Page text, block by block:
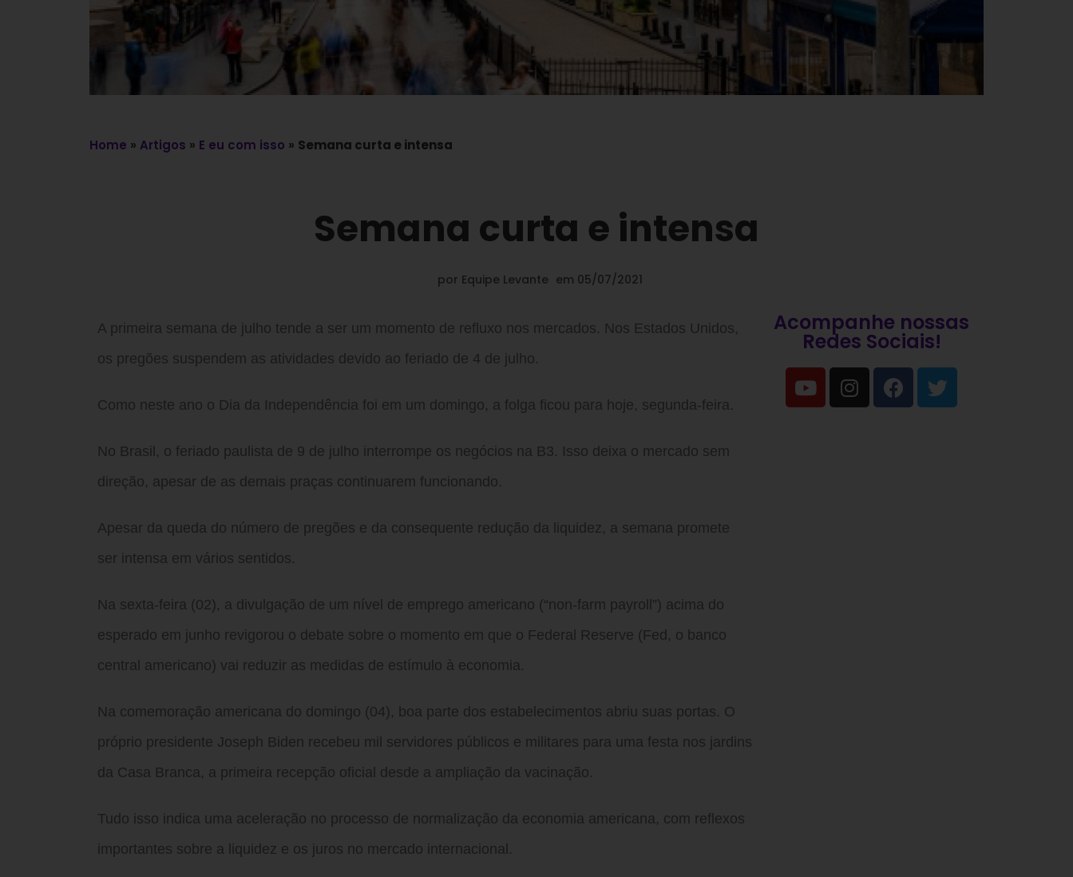
Home » Artigos » E eu com isso » Semana curta e intensa
Semana curta e intensa
por Equipe Levante em 05/07/2021
A primeira semana de julho tende a ser um momento de refluxo nos mercados. Nos Estados Unidos,
os pregões suspendem as atividades devido ao feriado de 4 de julho.
Como neste ano o Dia da Independência foi em um domingo, a folga ficou para hoje, segunda-feira.
No Brasil, o feriado paulista de 9 de julho interrompe os negócios na B3. Isso deixa o mercado sem
direção, apesar de as demais praças continuarem funcionando.
Apesar da queda do número de pregões e da consequente redução da liquidez, a semana promete
ser intensa em vários sentidos.
Na sexta-feira (02), a divulgação de um nível de emprego americano (“non-farm payroll”) acima do
esperado em junho revigorou o debate sobre o momento em que o Federal Reserve (Fed, o banco
central americano) vai reduzir as medidas de estímulo à economia.
Na comemoração americana do domingo (04), boa parte dos estabelecimentos abriu suas portas. O
próprio presidente Joseph Biden recebeu mil servidores públicos e militares para uma festa nos jardins
da Casa Branca, a primeira recepção oficial desde a ampliação da vacinação.
Tudo isso indica uma aceleração no processo de normalização da economia americana, com reflexos
importantes sobre a liquidez e os juros no mercado internacional.
Acompanhe nossas
Redes Sociais!